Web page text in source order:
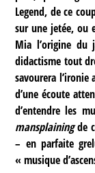
Legend, de ce
sur une jetée, ou
Mia l’origine du
didactisme tout
savourera l’ironie
d’une écoute
d’entendre les
mansplainingde
– en parfaite
« musique